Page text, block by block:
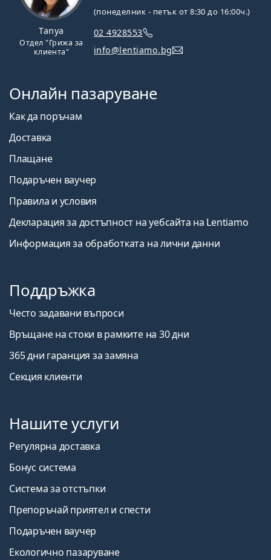
Tanya
Отдел "Грижа за
клиента"
(понеделник - петък от 8:30 до 16:00ч.)
02 4928553
info@lentiamo.bg
Онлайн пазаруване
Как да поръчам
Доставка
Плащане
Подаръчен ваучер
Правила и условия
Декларация за достъпност на уебсайта на Lentiamo
Информация за обработката на лични данни
Поддръжка
Често задавани въпроси
Връщане на стоки в рамките на 30 дни
365 дни гаранция за замяна
Секция клиенти
Нашите услуги
Регулярна доставка
Бонус система
Система за отстъпки
Препоръчай приятел и спести
Подаръчен ваучер
Екологично пазаруване